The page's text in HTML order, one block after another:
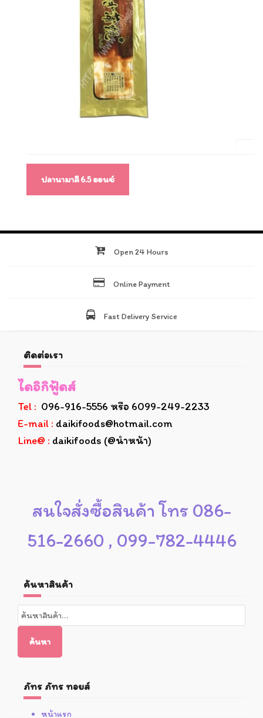
เรื่องปลานามาสึ 6.5 ออนซ์
Open 24 Hours
Online Payment
Fast Delivery Service
ติดต่อเรา
ไดอิกิฟู้ดส์
Tel : 096-916-5556 หรือ 6099-249-2233
E-mail : daikifoods@hotmail.com
Line@ : daikifoods (@นำหน้า)
สนใจสั่งซื้อสินค้า โทร 086-
516-2660 , 099-782-4446
ค้นหาสินค้า
ค้นหา:
ค้นหา
ภัทร ภัทร ทอยส์
หน้าแรก